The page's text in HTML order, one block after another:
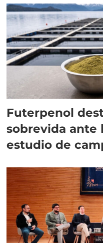
Futerpenol
sobrevida ante
estudio de